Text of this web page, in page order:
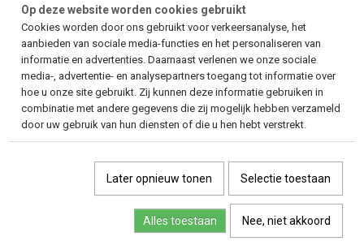
Op deze website worden cookies gebruikt
Cookies worden door ons gebruikt voor verkeersanalyse, het
aanbieden van sociale media-functies en het personaliseren van
informatie en advertenties. Daarnaast verlenen we onze sociale
media-, advertentie- en analysepartners toegang tot informatie over
hoe u onze site gebruikt. Zij kunnen deze informatie gebruiken in
combinatie met andere gegevens die zij mogelijk hebben verzameld
door uw gebruik van hun diensten of die u hen hebt verstrekt.
Later opnieuw tonen Selectie toestaan
Alles toestaan Nee, niet akkoord